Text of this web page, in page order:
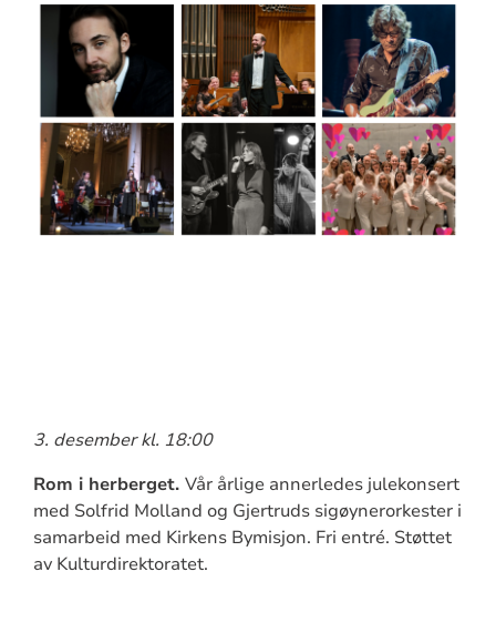
3. desember kl. 18:00
Rom i herberget. Vår årlige annerledes julekonsert
med Solfrid Molland og Gjertruds sigøynerorkester i
samarbeid med Kirkens Bymisjon. Fri entré. Støttet
av Kulturdirektoratet.